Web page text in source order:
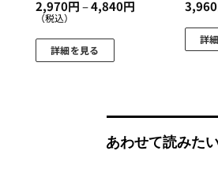
2,970円–4,840円価
格
（税込）
詳細を見る
3,960
詳
あわせて読みた